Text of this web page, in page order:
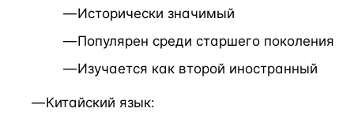
Исторически значимый
Популярен среди старшего поколения
Изучается как второй иностранный
Китайский язык: